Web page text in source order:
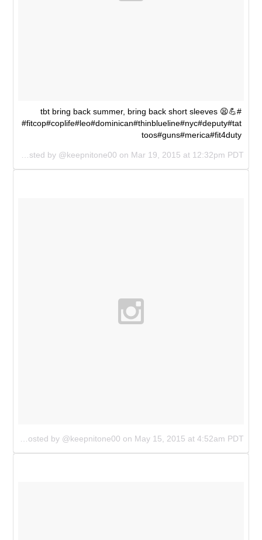
#tbt bring back summer, bring back short sleeves 😫💪
#fitcop#coplife#leo#dominican#thinblueline#nyc#deputy#tat
toos#guns#merica#fit4duty
A photo posted by @keepnitone00 on Mar 19, 2015 at 12:32pm PDT
on May 15, 2015 at 4:52am PDT